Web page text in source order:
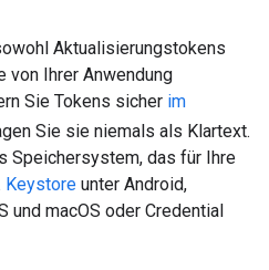
Aktualisierungstokens
von Ihrer Anwendung
Sie Tokens sicher im
Sie sie niemals als Klartext.
Speichersystem, das für Ihre
Keystore unter Android,
und macOS oder Credential